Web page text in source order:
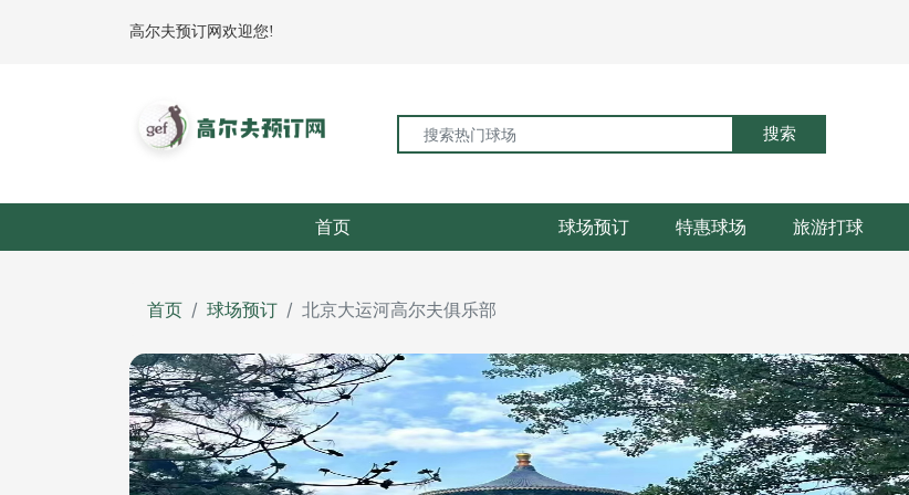
高尔夫预订网欢迎您!
搜索
首页 球场预订 特惠球场 旅游打球
首页 球场预订 北京大运河高尔夫俱乐部